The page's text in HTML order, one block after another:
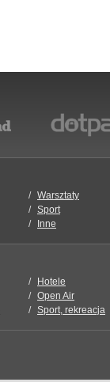
Warsztaty
Sport
Inne
Hotele
Open Air
Sport, rekreacja